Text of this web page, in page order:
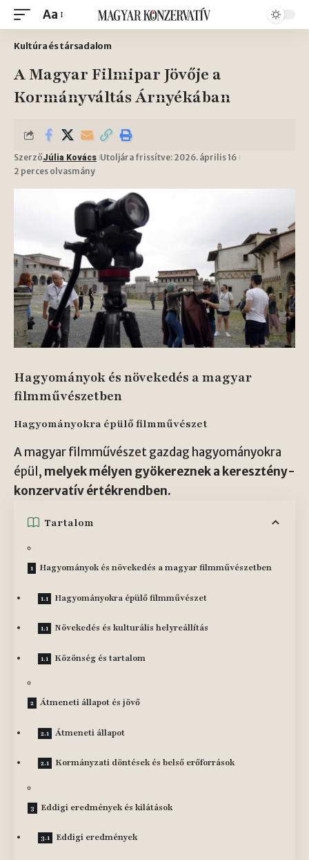
Aa
Kultúra és társadalom
A Magyar Filmipar Jövője a
Kormányváltás Árnyékában
SzerzőJúlia Kovács Utoljára frissítve: 2026. április 16
2 perces olvasmány
Hagyományok és növekedés a magyar
filmművészetben
Hagyományokra épülő filmművészet
A magyar filmművészet gazdag hagyományokra
épül, melyek mélyen gyökereznek a keresztény-
konzervatív értékrendben.
Tartalom
Hagyományok és növekedés a magyar filmművészetben
Hagyományokra épülő filmművészet
Növekedés és kulturális helyreállítás
Közönség és tartalom
Átmeneti állapot és jövő
Átmeneti állapot
Kormányzati döntések és belső erőforrások
Eddigi eredmények és kilátások
Eddigi eredmények